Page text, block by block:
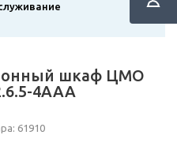
шкаф ЦМО
4ААА
61910